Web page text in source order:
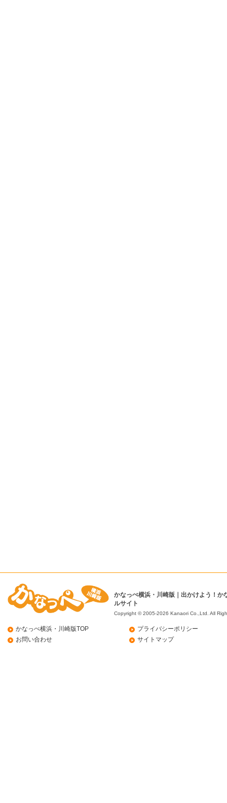
かなっぺ横浜・川崎版｜出かけよう！か
ルサイト
Copyright © 2005-2026 Kanaori Co.,Ltd. All
かなっぺ横浜・川崎版TOP
お問い合わせ
プライバシーポリシー
サイトマップ